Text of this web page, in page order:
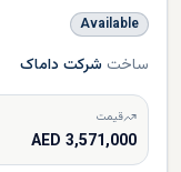
Available
ساخت شرکت داماک
قیمت
3,571,000 AED